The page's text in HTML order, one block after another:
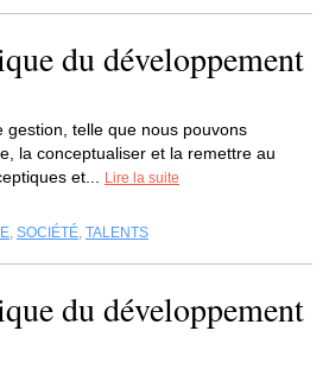
du développement
gestion, telle que nous pouvons
la conceptualiser et la remettre au
et...
Lire la suite
, SOCIÉTÉ, TALENTS
du développement